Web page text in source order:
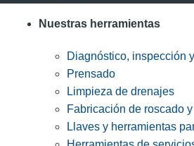
Nuestras herramientas
Diagnóstico, inspección
Prensado
Limpieza de drenajes
Fabricación de roscado
Llaves y herramientas